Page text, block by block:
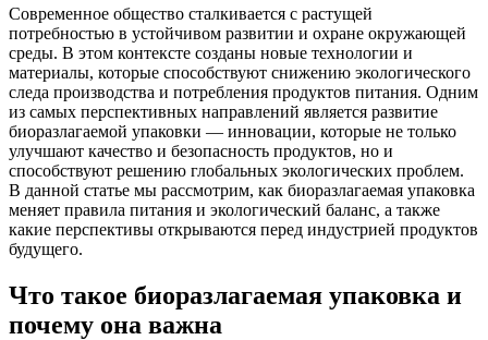
Современное общество сталкивается с растущей
потребностью в устойчивом развитии и охране окружающей
среды. В этом контексте созданы новые технологии и
материалы, которые способствуют снижению экологического
следа производства и потребления продуктов питания. Одним
из самых перспективных направлений является развитие
биоразлагаемой упаковки — инновации, которые не только
улучшают качество и безопасность продуктов, но и
способствуют решению глобальных экологических проблем.
В данной статье мы рассмотрим, как биоразлагаемая упаковка
меняет правила питания и экологический баланс, а также
какие перспективы открываются перед индустрией продуктов
будущего.
Что такое биоразлагаемая упаковка и
почему она важна